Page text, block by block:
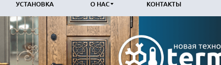
ПО КОНСТРУКЦИИ
Уличные с терморазрывом(673)
УСТАНОВКА О НАС КОНТАКТЫ